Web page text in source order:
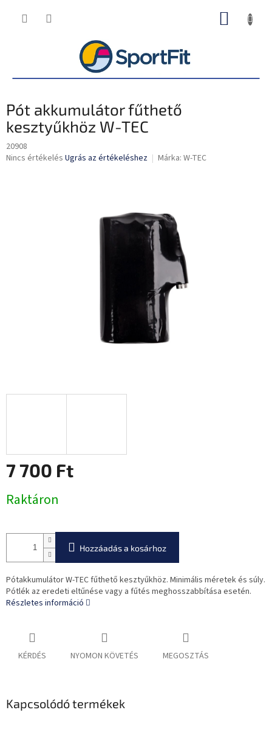
KOSÁR
Pót akkumulátor fűthető
kesztyűkhöz W-TEC
20908
A
Nincs értékelés Ugrás az értékeléshez Márka: W-TEC
7 700 Ft
Raktáron
Hozzáadás a kosárhoz
Pótakkumulátor W-TEC fűthető kesztyűkhöz. Minimális méretek és súly.
Pótlék az eredeti eltűnése vagy a fűtés meghosszabbítása esetén.
Részletes információ
KÉRDÉS NYOMON KÖVETÉS MEGOSZTÁS
Kapcsolódó termékek